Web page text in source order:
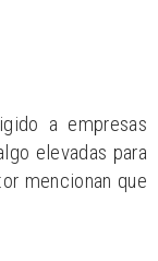
a empresas
elevadas para
mencionan que